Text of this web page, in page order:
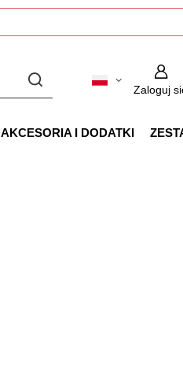
Zaloguj
AKCESORIA I DODATKI